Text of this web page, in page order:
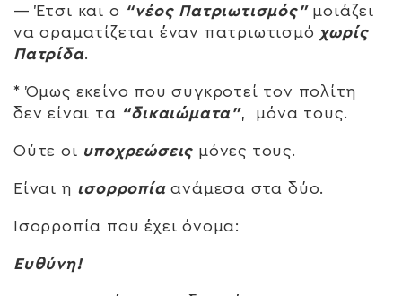
— Έτσι και ο “νέος Πατριωτισμός”μοιάζει
να οραματίζεται έναν πατριωτισμό χωρίς
Πατρίδα.
* Όμως εκείνο που συγκροτεί τον πολίτη
δεν είναι τα “δικαιώματα”, μόνα τους.
Ούτε οι υποχρεώσεις μόνες τους.
Είναι η ισορροπίαανάμεσα στα δύο.
Ισορροπία που έχει όνομα:
Ευθύνη!